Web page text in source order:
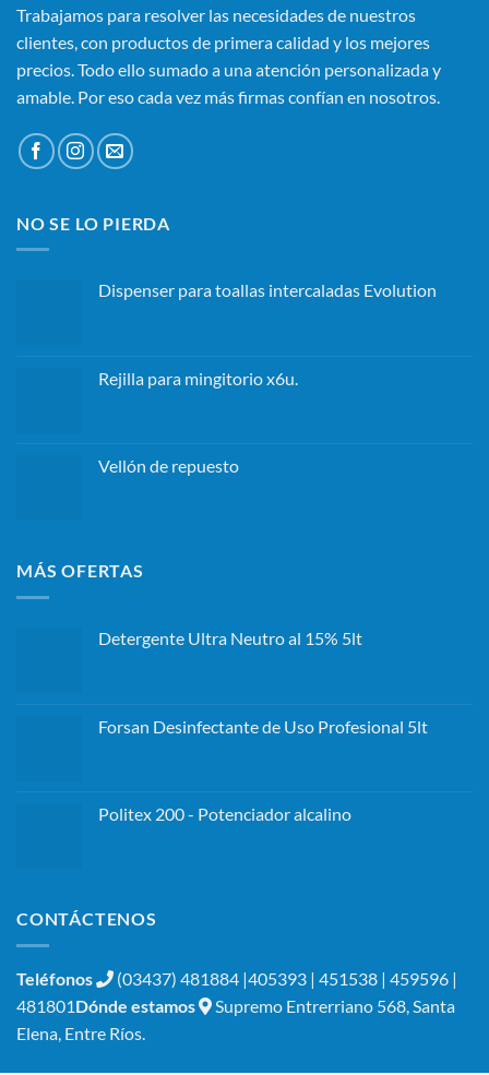
Trabajamos para resolver las necesidades de nuestros
clientes, con productos de primera calidad y los mejores
precios. Todo ello sumado a una atención personalizada y
amable. Por eso cada vez más firmas confían en nosotros.
NO SE LO PIERDA
Dispenser para toallas intercaladas Evolution
Rejilla para mingitorio x6u.
Vellón de repuesto
MÁS OFERTAS
Detergente Ultra Neutro al 15% 5lt
Forsan Desinfectante de Uso Profesional 5lt
Politex 200 - Potenciador alcalino
CONTÁCTENOS
Teléfonos
(03437) 481884 |405393 | 451538 | 459596 |
481801Dónde estamos
Supremo Entrerriano 568, Santa
Elena, Entre Ríos.